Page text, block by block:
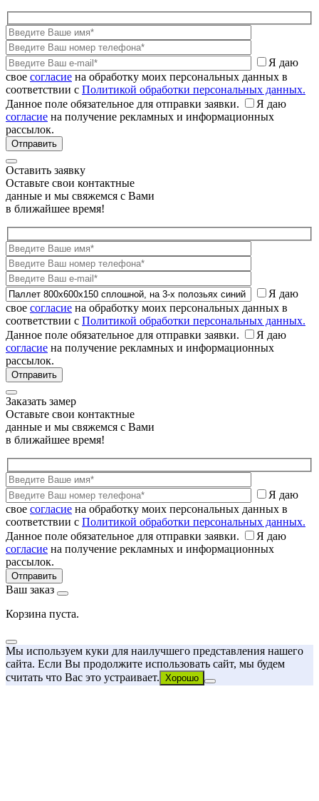
Я даю
свое согласие на обработку моих персональных данных в
соответствии с Политикой обработки персональных данных.
Данное поле обязательное для отправки заявки.
Я даю
согласие на получение рекламных и информационных
рассылок.
Оставить заявку
Оставьте свои контактные
данные и мы свяжемся с Вами
в ближайшее время!
Я даю
свое согласие на обработку моих персональных данных в
соответствии с Политикой обработки персональных данных.
Данное поле обязательное для отправки заявки.
Я даю
согласие на получение рекламных и информационных
рассылок.
Заказать замер
Оставьте свои контактные
данные и мы свяжемся с Вами
в ближайшее время!
Я даю
свое согласие на обработку моих персональных данных в
соответствии с Политикой обработки персональных данных.
Данное поле обязательное для отправки заявки.
Я даю
согласие на получение рекламных и информационных
рассылок.
Ваш заказ
Корзина пуста.
Мы используем куки для наилучшего представления нашего
сайта. Если Вы продолжите использовать сайт, мы будем
считать что Вас это устраивает. Хорошо